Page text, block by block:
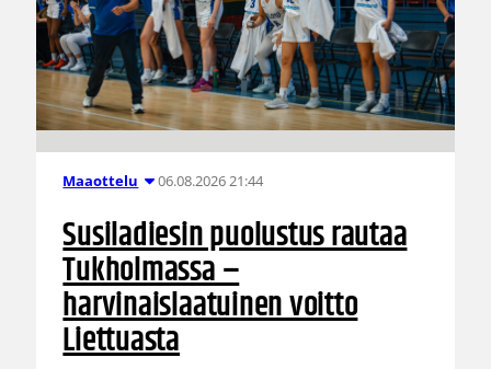
Maaottelu 06.08.2026 21:44
Susiladiesin puolustus rautaa
Tukholmassa –
harvinaislaatuinen voitto
Liettuasta